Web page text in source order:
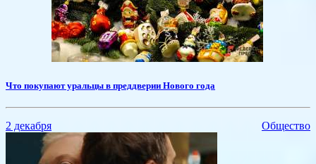
Что покупают уральцы в преддверии Нового года
2 декабря Общество